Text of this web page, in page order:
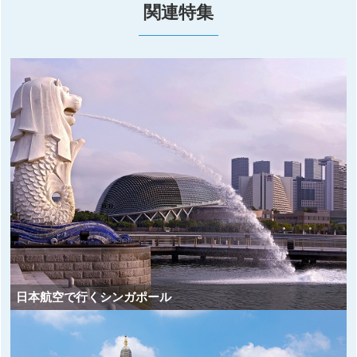
関連特集
日本航空で行くシンガポール